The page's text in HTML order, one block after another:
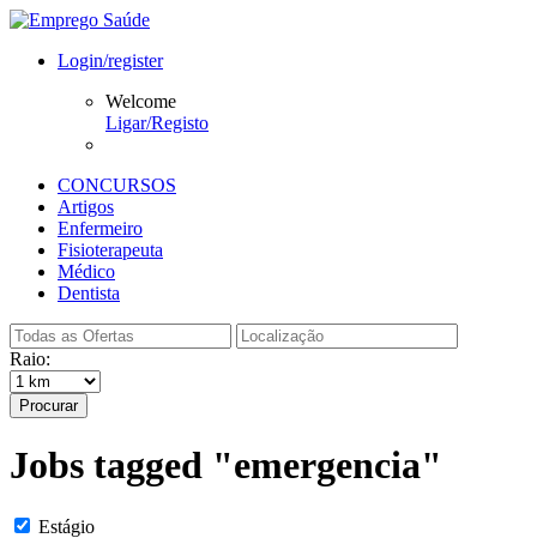
Login/register
Welcome
Ligar/Registo
CONCURSOS
Artigos
Enfermeiro
Fisioterapeuta
Médico
Dentista
Raio:
Procurar
Jobs tagged "emergencia"
Estágio